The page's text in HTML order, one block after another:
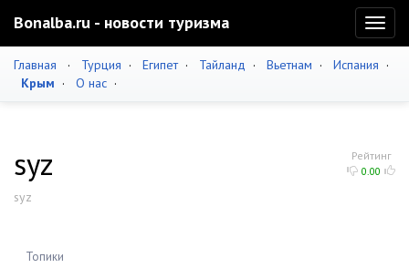
Bonalba.ru - новости туризма
Главная · Турция · Египет· Тайланд · Вьетнам · Испания ·
Крым · О нас ·
Рейтинг
0.00
syz
syz
Топики